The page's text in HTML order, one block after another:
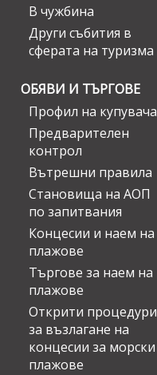
В чужбина
Други събития в
сферата на туризма
ОБЯВИ И ТЪРГОВЕ
Профил на купувача
Предварителен
контрол
Вътрешни правила
Становища на АОП
по запитвания
Концесии и наем на
плажове
Търгове за наем на
плажове
Открити процедури
за възлагане на
концесии за морски
плажове